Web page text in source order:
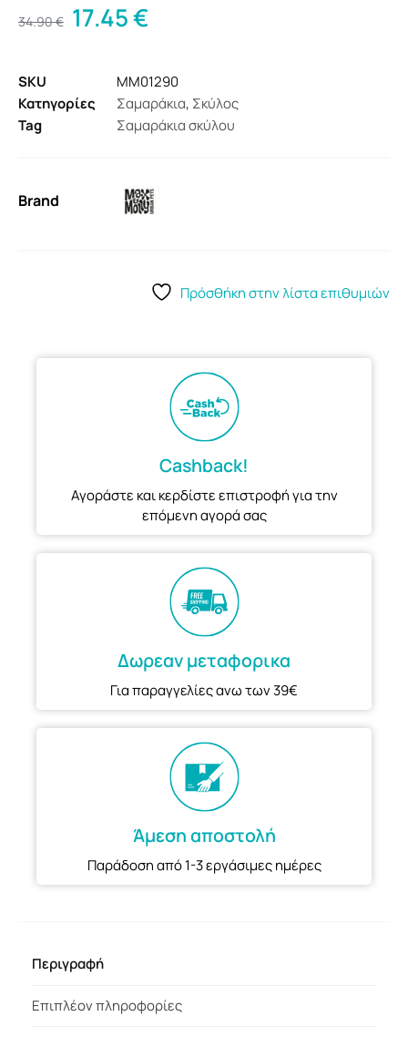
34.90€ 17.45€
SKU
MM01290
Κατηγορίες
Σαμαράκια, Σκύλος
Tag
Σαμαράκια σκύλου
Brand
Πρόσθήκη στην λίστα επιθυμιών
Cashback!
Αγοράστε και κερδίστε επιστροφή για την
επόμενη αγορά σας
Δωρεαν μεταφορικα
Για παραγγελίες ανω των 39€
Άμεση αποστολή
Παράδοση από 1-3 εργάσιμες ημέρες
Περιγραφή
Επιπλέον πληροφορίες